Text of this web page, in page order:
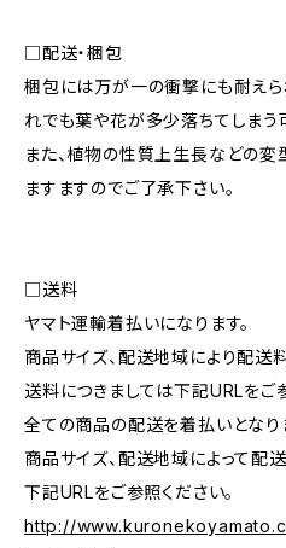
□配送・梱包
梱包には万が一の衝撃にも耐え
れでも葉や花が多少落ちてしまう
また、植物の性質上生長などの
ますますのでご了承下さい。
□送料
ヤマト運輸着払いになります。
商品サイズ、配送地域により配送
送料につきましては下記URLをご
全ての商品の配送を着払いとなり
商品サイズ、配送地域によって配
下記URLをご参照ください。
http://